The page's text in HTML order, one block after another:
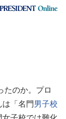
たのか。プロ
「名門男子校